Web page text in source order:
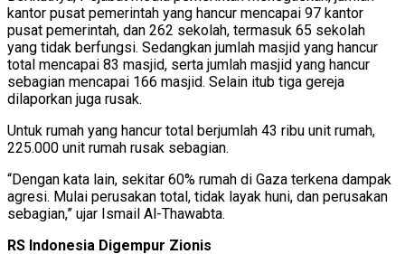
kantor pusat pemerintah yang hancur mencapai 97 kantor
pusat pemerintah, dan 262 sekolah, termasuk 65 sekolah
yang tidak berfungsi. Sedangkan jumlah masjid yang hancur
total mencapai 83 masjid, serta jumlah masjid yang hancur
sebagian mencapai 166 masjid. Selain itub tiga gereja
dilaporkan juga rusak.
Untuk rumah yang hancur total berjumlah 43 ribu unit rumah,
225.000 unit rumah rusak sebagian.
“Dengan kata lain, sekitar 60% rumah di Gaza terkena dampak
agresi. Mulai perusakan total, tidak layak huni, dan perusakan
sebagian,” ujar Ismail Al-Thawabta.
RS Indonesia Digempur Zionis